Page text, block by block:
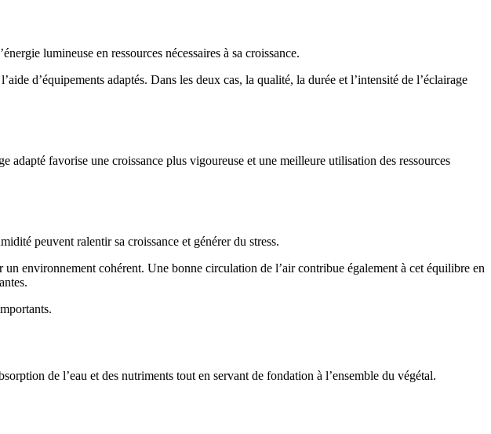
lumineuse en ressources nécessaires à sa croissance.
d’équipements adaptés. Dans les deux cas, la qualité, la durée et l’intensité de l’éclairage
favorise une croissance plus vigoureuse et une meilleure utilisation des ressources
peuvent ralentir sa croissance et générer du stress.
environnement cohérent. Une bonne circulation de l’air contribue également à cet équilibre en
de l’eau et des nutriments tout en servant de fondation à l’ensemble du végétal.